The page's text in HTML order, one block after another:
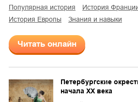
популярная история
история
история Европы
знания и навыки
Читать онлайн
Петербургские
начала ХХ века